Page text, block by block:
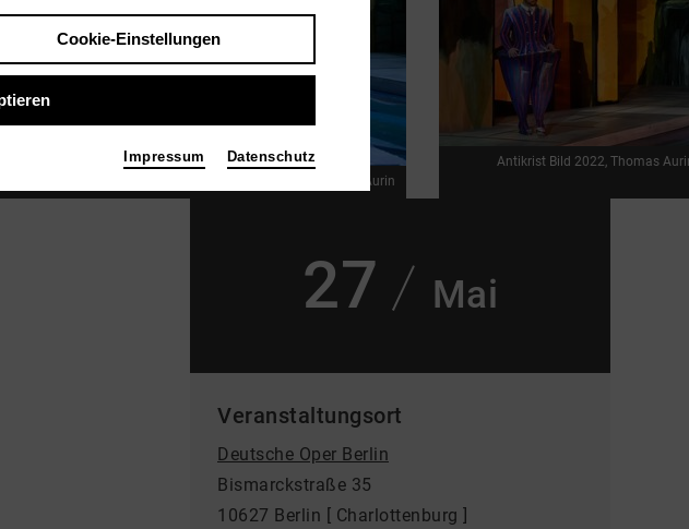
Grundner-Culemann als Gottes Stimme | 2022, Thomas Aurin
Antikrist Bild 2022, Thomas
27 Mai
Veranstaltungsort
Deutsche Oper Berlin
Bismarckstraße 35
10627 Berlin [ Charlottenburg ]
Cookie-Einstellungen
Impressum Datenschutz